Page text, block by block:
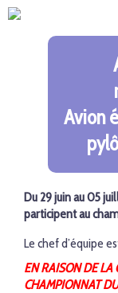
Avion
Du 29 juin au 05
participent au
Le chef d’équipe
EN RAISON DE LA
CHAMPIONNAT